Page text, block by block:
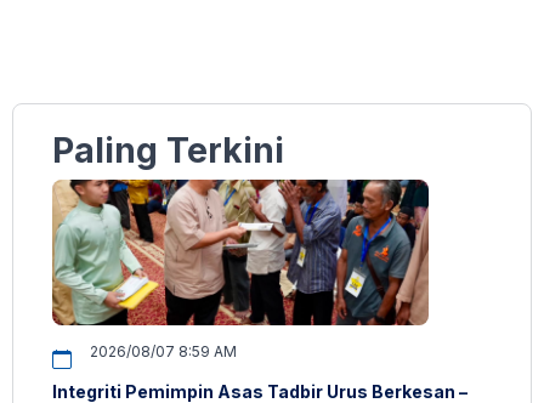
Paling Terkini
2026/08/07 8:59 AM
Integriti Pemimpin Asas Tadbir Urus Berkesan –